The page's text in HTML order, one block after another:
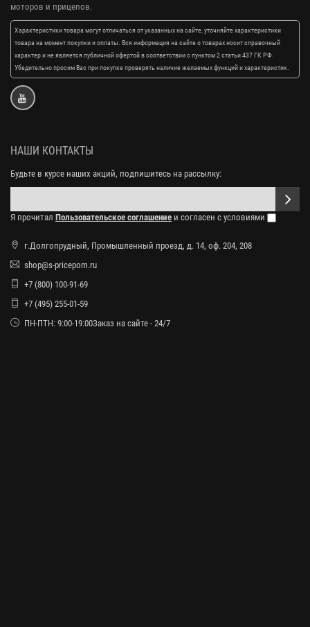
моторов и прицепов.
Характеристики товара могут отличаться от указанных на сайте, уточняйте характеристики
товара на момент покупки и оплаты. Вся информация на сайте о товарах носит справочный
характер и не является публичной офертой в соответствии с пунктом 2 статьи 437 ГК РФ.
Убедительно просим Вас при покупке проверять наличие желаемых функций и характеристик.
НАШИ КОНТАКТЫ
Будьте в курсе наших акций, подпишитесь на рассылку:
Я прочитал Пользовательское соглашение и согласен с условиями
г.Долгопрудный, Промышленный проезд, д. 14, оф. 204, 208
shop@s-pricepom.ru
+7 (800) 100-91-69
+7 (495) 255-01-59
ПН-ПТН: 9:00-19:00Заказ на сайте - 24/7